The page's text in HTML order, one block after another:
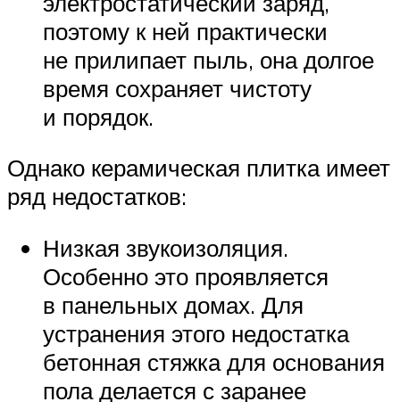
поэтому к ней практически
не прилипает пыль, она долгое
время сохраняет чистоту
и порядок.
Однако керамическая плитка имеет
ряд недостатков:
Низкая звукоизоляция.
Особенно это проявляется
в панельных домах. Для
устранения этого недостатка
бетонная стяжка для основания
пола делается с заранее